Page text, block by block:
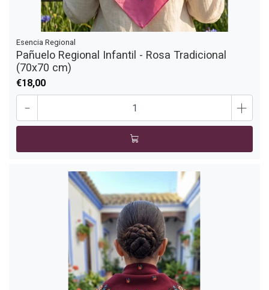
Esencia Regional
Pañuelo Regional Infantil - Rosa Tradicional
(70x70 cm)
€18,00
- +